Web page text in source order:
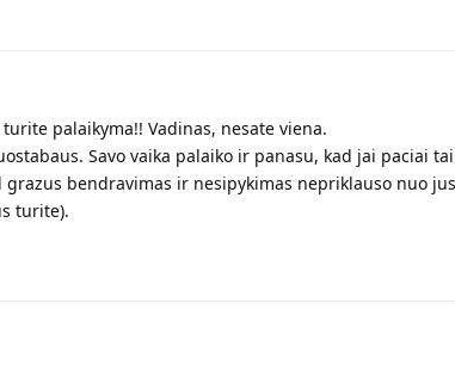
palaikyma!! Vadinas, nesate viena.
Savo vaika palaiko ir panasu, kad jai paciai tai
bendravimas ir nesipykimas nepriklauso nuo
turite).